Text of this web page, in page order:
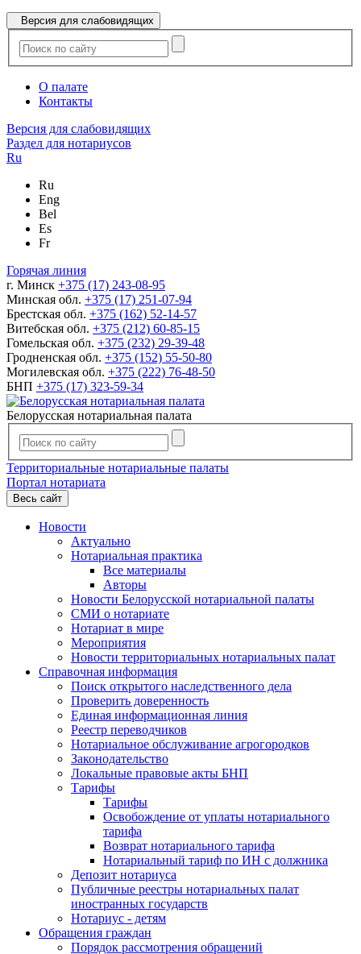
Версия для слабовидящих
О палате
Контакты
Версия для слабовидящих
Раздел для нотариусов
Ru
Ru
Eng
Bel
Es
Fr
Горячая линия
г. Минск +375 (17) 243-08-95
Минская обл. +375 (17) 251-07-94
Брестская обл. +375 (162) 52-14-57
Витебская обл. +375 (212) 60-85-15
Гомельская обл. +375 (232) 29-39-48
Гродненская обл. +375 (152) 55-50-80
Могилевская обл. +375 (222) 76-48-50
БНП +375 (17) 323-59-34
Белорусская нотариальная палата
Территориальные нотариальные палаты
Портал нотариата
Весь сайт
Новости
Актуально
Нотариальная практика
Все материалы
Авторы
Новости Белорусской нотариальной палаты
СМИ о нотариате
Нотариат в мире
Мероприятия
Новости территориальных нотариальных палат
Справочная информация
Поиск открытого наследственного дела
Проверить доверенность
Единая информационная линия
Реестр переводчиков
Нотариальное обслуживание агрогородков
Законодательство
Локальные правовые акты БНП
Тарифы
Тарифы
Освобождение от уплаты нотариального
тарифа
Возврат нотариального тарифа
Нотариальный тариф по ИН с должника
Депозит нотариуса
Публичные реестры нотариальных палат
иностранных государств
Нотариус - детям
Обращения граждан
Порядок рассмотрения обращений